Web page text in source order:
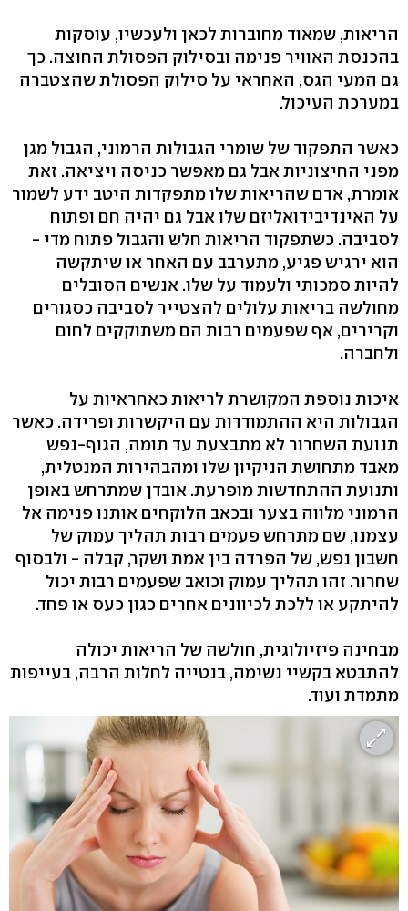
הריאות, שמאוד מחוברות לכאן ולעכשיו, עוסקות
בהכנסת האוויר פנימה ובסילוק הפסולת החוצה. כך
גם המעי הגס, האחראי על סילוק הפסולת שהצטברה
במערכת העיכול.
כאשר התפקוד של שומרי הגבולות הרמוני, הגבול מגן
מפני החיצוניות אבל גם מאפשר כניסה ויציאה. זאת
אומרת, אדם שהריאות שלו מתפקדות היטב ידע לשמור
על האינדיבידואליזם שלו אבל גם יהיה חם ופתוח
לסביבה. כשתפקוד הריאות חלש והגבול פתוח מדי -
הוא ירגיש פגיע, מתערבב עם האחר או שיתקשה
להיות סמכותי ולעמוד על שלו. אנשים הסובלים
מחולשה בריאות עלולים להצטייר לסביבה כסגורים
וקרירים, אף שפעמים רבות הם משתוקקים לחום
ולחברה.
איכות נוספת המקושרת לריאות כאחראיות על
הגבולות היא ההתמודדות עם היקשרות ופרידה. כאשר
תנועת השחרור לא מתבצעת עד תומה, הגוף-נפש
מאבד מתחושת הניקיון שלו ומהבהירות המנטלית,
ותנועת ההתחדשות מופרעת. אובדן שמתרחש באופן
הרמוני מלווה בצער ובכאב הלוקחים אותנו פנימה אל
עצמנו, שם מתרחש פעמים רבות תהליך עמוק של
חשבון נפש, של הפרדה בין אמת ושקר, קבלה - ולבסוף
שחרור. זהו תהליך עמוק וכואב שפעמים רבות יכול
להיתקע או ללכת לכיוונים אחרים כגון כעס או פחד.
מבחינה פיזיולוגית, חולשה של הריאות יכולה
להתבטא בקשיי נשימה, בנטייה לחלות הרבה, בעייפות
מתמדת ועוד.